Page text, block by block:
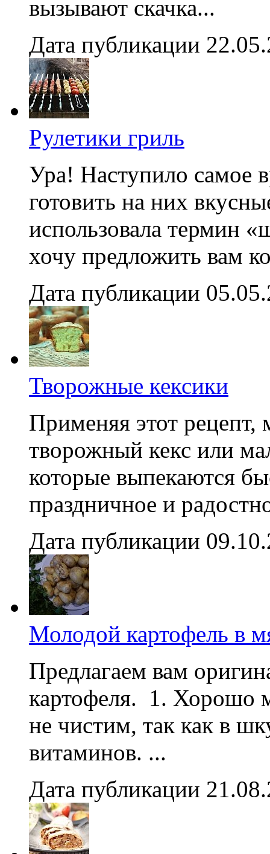
вызывают скачка...
Дата публикации
Рулетики гриль
Ура! Наступило самое
готовить на них
использовала термин
хочу предложить вам
Дата публикации
Творожные кексики
Применяя этот
творожный кекс или
которые выпекаются
праздничное и
Дата публикации
Молодой картофель в
Предлагаем вам
картофеля. 1. Хорошо
не чистим, так как в
витаминов. ...
Дата публикации